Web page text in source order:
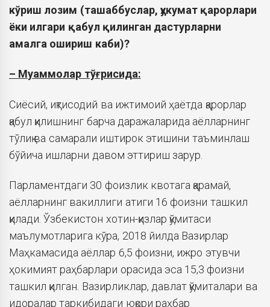
кўриш лозим (ташаббуслар, ҳукумат қарорлари
ёки илгари қабул қилинган дастурларни
амалга ошириш каби)?
– Муаммолар тўғрисида:
Сиёсий, иқтисодий ва ижтимоий ҳаётда қарорлар
қабул қилишнинг барча даражаларида аёлларнинг
тўлиқ ва самарали иштирок этишини таъминлаш
бўйича ишларни давом эттириш зарур.
Парламентдаги 30 фоизлик квотага қарамай,
аёлларнинг вакиллиги атиги 16 фоизни ташкил
қилади. Ўзбекистон хотин-қизлар қўмитаси
маълумотларига кўра, 2018 йилда Вазирлар
Маҳкамасида аёллар 6,5 фоизни, ижро этувчи
ҳокимият раҳбарлари орасида эса 15,3 фоизни
ташкил қилган. Вазирликлар, давлат қўмиталари ва
идоралар таркибидаги юқори раҳбар